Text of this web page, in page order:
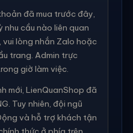
đã mua trước đây,
cầu nào liên quan
lòng nhắn Zalo hoặc
trang. Admin trực
giờ làm việc.
mới, LienQuanShop đã
Tuy nhiên, đội ngũ
và hỗ trợ khách tận